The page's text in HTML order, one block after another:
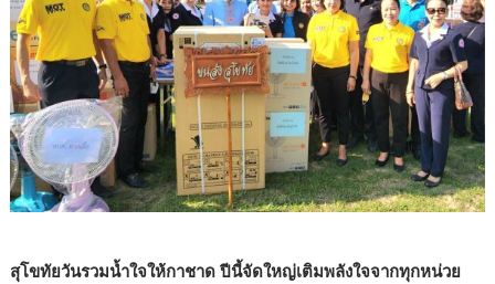
สุโขทัยวันรวมน้ำใจให้กาชาด ปีนี้จัดใหญ่เติมพลังใจจากทุกหน่วย